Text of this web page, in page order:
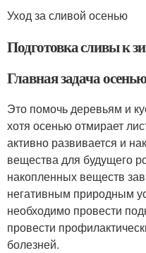
Уход за сливой осенью
Подготовка сливы к
Главная задача осенью
Это помочь деревьям и
хотя осенью отмирает
активно развивается и
вещества для будущего
накопленных веществ
негативным природным
необходимо провести
провести
болезней.